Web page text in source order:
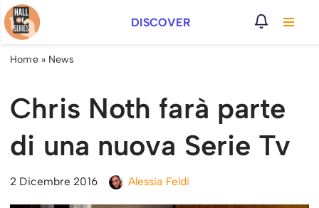
Vai
al
DISCOVER
Home» News
Chris Noth farà parte
di una nuova Serie Tv
2 Dicembre 2016 Alessia Feldi